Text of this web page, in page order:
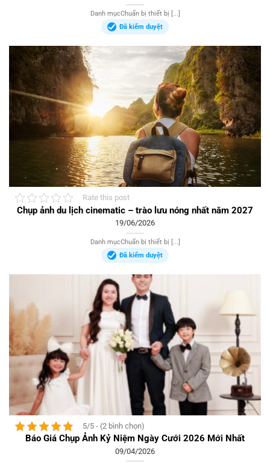
Danh mụcChuẩn bị thiết bị [...]
Đã kiểm duyệt
Rate this post
Chụp ảnh du lịch cinematic – trào lưu nóng nhất năm 2027
19/06/2026
Danh mụcChuẩn bị thiết bị [...]
Đã kiểm duyệt
5/5 - (2 bình chọn)
Báo Giá Chụp Ảnh Kỷ Niệm Ngày Cưới 2026 Mới Nhất
09/04/2026